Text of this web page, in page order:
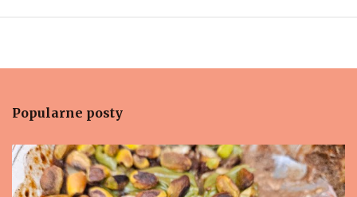
Popularne posty